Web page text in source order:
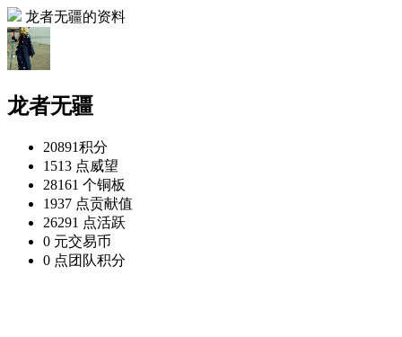
龙者无疆的资料
龙者无疆
20891积分
1513 点威望
28161 个铜板
1937 点贡献值
26291 点活跃
0 元交易币
0 点团队积分